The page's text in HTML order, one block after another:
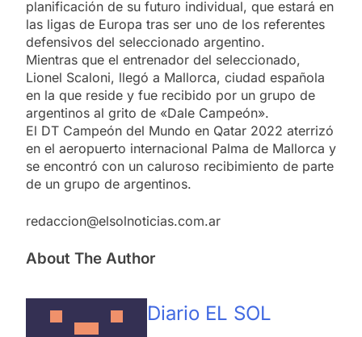
planificación de su futuro individual, que estará en
las ligas de Europa tras ser uno de los referentes
defensivos del seleccionado argentino.
Mientras que el entrenador del seleccionado,
Lionel Scaloni, llegó a Mallorca, ciudad española
en la que reside y fue recibido por un grupo de
argentinos al grito de «Dale Campeón».
El DT Campeón del Mundo en Qatar 2022 aterrizó
en el aeropuerto internacional Palma de Mallorca y
se encontró con un caluroso recibimiento de parte
de un grupo de argentinos.
redaccion@elsolnoticias.com.ar
About The Author
Diario EL SOL